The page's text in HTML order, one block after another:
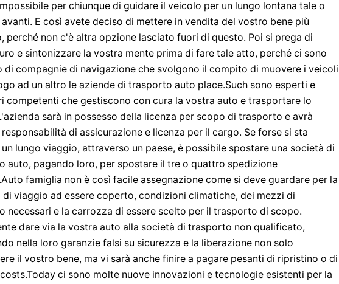
per chiunque di guidare il veicolo per un lungo lontana tale o
E così avete deciso di mettere in vendita del vostro bene più
perché non c'è altra opzione lasciato fuori di questo. Poi si prega di
e sintonizzare la vostra mente prima di fare tale atto, perché ci sono
di compagnie di navigazione che svolgono il compito di muovere i veicoli
ad un altro le aziende di trasporto auto place.Such sono esperti e
competenti che gestiscono con cura la vostra auto e trasportare lo
sarà in possesso della licenza per scopo di trasporto e avrà
responsabilità di assicurazione e licenza per il cargo. Se forse si sta
lungo viaggio, attraverso un paese, è possibile spostare una società di
auto, pagando loro, per spostare il tre o quattro spedizione
famiglia non è così facile assegnazione come si deve guardare per la
di viaggio ad essere coperto, condizioni climatiche, dei mezzi di
necessari e la carrozza di essere scelto per il trasporto di scopo.
dare via la vostra auto alla società di trasporto non qualificato,
nella loro garanzie falsi su sicurezza e la liberazione non solo
il vostro bene, ma vi sarà anche finire a pagare pesanti di ripristino o di
ci sono molte nuove innovazioni e tecnologie esistenti per la